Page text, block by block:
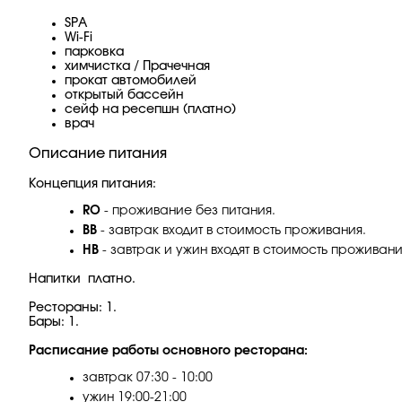
SPA
Wi-Fi
парковка
химчистка / Прачечная
прокат автомобилей
открытый бассейн
сейф на ресепшн (платно)
врач
Описание питания
Концепция питания:
RO - проживание без питания.
BB - завтрак входит в стоимость проживания.
HB - завтрак и ужин входят в стоимость
Напитки платно.
Рестораны: 1.
Бары: 1.
Расписание работы основного ресторана:
завтрак 07:30 - 10:00
ужин 19:00-21:00